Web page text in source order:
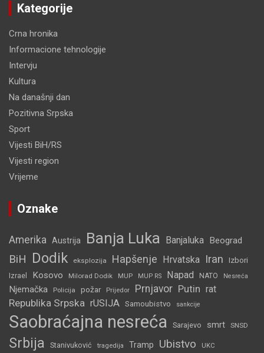
Kategorije
Crna hronika
Informacione tehnologije
Intervju
Kultura
Na današnji dan
Pozitivna Srpska
Sport
Vijesti BiH/RS
Vijesti region
Vrijeme
Oznake
Amerika Austrija Banja Luka Banjaluka Beograd
BiH Dodik eksplozija Hapšenje Hrvatska Iran Izbori
Izrael Kosovo Milorad Dodik MUP MUP RS Napad NATO Nesreća
Njemačka Policija požar Prijedor Prnjavor Putin rat
Republika Srpska rUSIJA Samoubistvo sankcije
Saobraćajna nesreća Sarajevo smrt SNSD
Srbija Stanivuković tragedija Tramp Ubistvo UKC